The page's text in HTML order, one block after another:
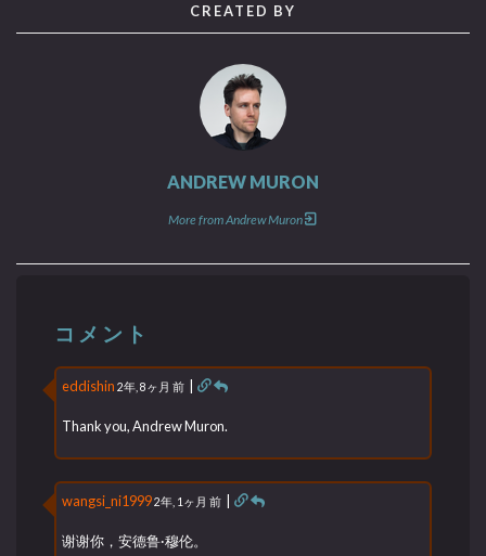
CREATED BY
ANDREW MURON
More from Andrew Muron
コメント
eddishin 2年, 8ヶ月 前 |
Thank you, Andrew Muron.
wangsi_ni19992年, 1ヶ月 前 |
谢谢你，安德鲁·穆伦。